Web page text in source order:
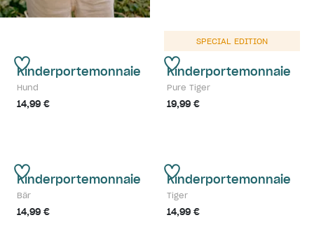
Kinderportemonnaie
Hund
14,99 €
SPECIAL EDITION
Kinderportemonnaie
Pure Tiger
19,99 €
Kinderportemonnaie
Bär
14,99 €
Kinderportemonnaie
Tiger
14,99 €